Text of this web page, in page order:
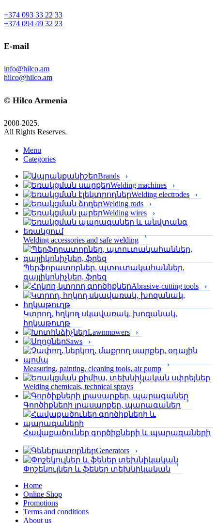
+374 093 33 22 33
+374 094 49 32 23
E-mail
info@hilco.am
hilco@hilco.am
© Hilco Armenia
2008-2025.
All Rights Reserves.
Menu
Categories
Brands
Welding machines
Welding electrodes
Welding rods
Welding wires
Welding accessories and safe welding
Պերֆորա­տորներ, պտուտակահաններ,
գայլիկոնիչներ, ֆրեզ
Abrasive-cutting tools
Կտրող, հղկող սկավառակ, խոզանակ,
հղկաթուղթ
Lawnmowers
Saws
Measuring, painting, cleaning tools, air pump
Welding chemicals, technical sprays
Գործիքների լրասարքեր, պարագաներ
Հավաքածուներ գործիքների և պարագաների
Generators
Փոշեկուլներ և ֆեներ տեխնիկական
Home
Online Shop
Promotions
Terms and conditions
About us